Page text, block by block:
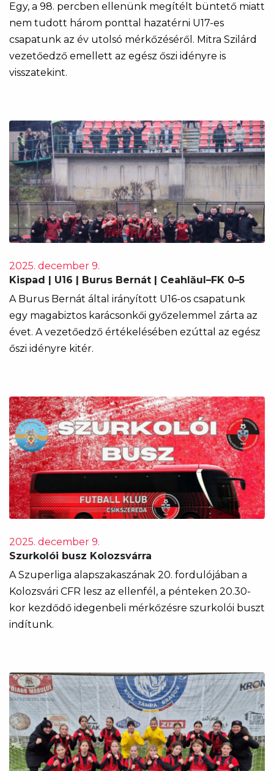
Egy, a 98. percben ellenünk megítélt büntető miatt
nem tudott három ponttal hazatérni U17-es
csapatunk az év utolsó mérkőzéséről. Mitra Szilárd
vezetőedző emellett az egész őszi idényre is
visszatekint.
2025. december 9.
Kispad | U16 | Burus Bernát | Ceahlăul–FK 0–5
A Burus Bernát által irányított U16-os csapatunk
egy magabiztos karácsonkői győzelemmel zárta az
évet. A vezetőedző értékelésében ezúttal az egész
őszi idényre kitér.
2025. december 9.
Szurkolói busz Kolozsvárra
A Szuperliga alapszakaszának 20. fordulójában a
Kolozsvári CFR lesz az ellenfél, a pénteken 20.30-
kor kezdődő idegenbeli mérkőzésre szurkolói buszt
indítunk.